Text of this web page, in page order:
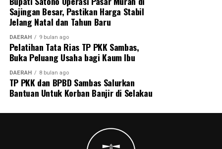
Sajingan Besar, Pastikan Harga Stabil
Jelang Natal dan Tahun Baru
DAERAH 9 bulan ago
Pelatihan Tata Rias TP PKK Sambas,
Buka Peluang Usaha bagi Kaum Ibu
DAERAH 8 bulan ago
TP PKK dan BPBD Sambas Salurkan
Bantuan Untuk Korban Banjir di Selakau